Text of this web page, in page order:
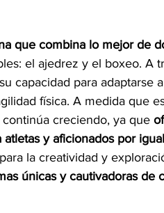
que combina lo mejor de
el ajedrez y el boxeo. A
capacidad para adaptarse
física. A medida que
creciendo, ya que
y aficionados por
la creatividad y
únicas y cautivadoras de